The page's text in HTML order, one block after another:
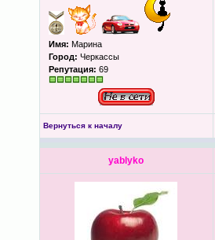
Имя: Марина
Город: Черкассы
Репутация: 69
Вернуться к началу
yablyko